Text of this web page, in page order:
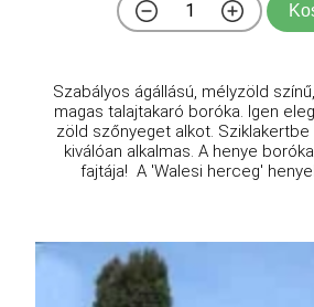
Szabályos ágállású, mélyzöld
magas talajtakaró boróka. Igen
zöld szőnyeget alkot. Sziklakertbe
kiválóan alkalmas. A henye
fajtája! A 'Walesi herceg'